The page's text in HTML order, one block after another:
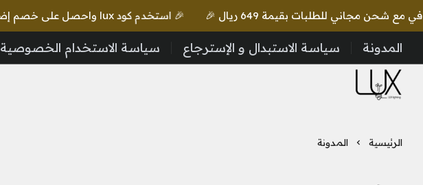
🎉 استخدم كود lux واحصل على خصم إضافي مع شحن مجاني للطلبات بقيمة 649 ريال 🎉
المدونة سياسة الاستبدال و الإسترجاع سياسة الاستخدام الخصوصية
LUX Lighting
الرئيسية المدونة